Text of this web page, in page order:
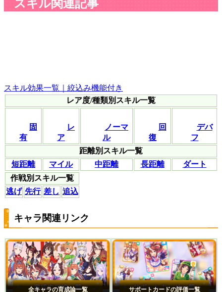
スキル関連記事
スキル効果一覧｜絞込み機能付き
レア度/種類別スキル一覧
固
有
レ
ア
ノーマ
ル
回
復
デバ
フ
距離別スキル一覧
短距離
マイル 中距離 長距離
ダート
作戦別スキル一覧
逃げ 先行 差し 追込
キャラ関連リンク
全キャラの育成論一覧 サポートカードの評価一覧